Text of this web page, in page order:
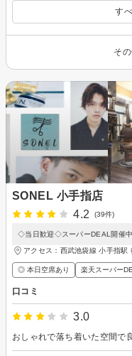
す
そ
SONEL 小手指店
4.2
(39件)
◇当日歓迎◇スーパーDEAL開催
アクセス：西武池袋線 小手指駅
◎ 本日空席あり 楽天スーパー
口コミ
3.0